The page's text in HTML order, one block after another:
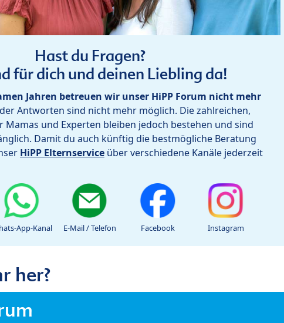
Hast du Fragen?
für dich und deinen Liebling da!
Jahren betreuen wir unser HiPP Forum nicht mehr
Antworten sind nicht mehr möglich. Die zahlreichen,
Mamas und Experten bleiben jedoch bestehen und sind
Damit du auch künftig die bestmögliche Beratung
HiPP Elternservice über verschiedene Kanäle jederzeit
App-Kanal E-Mail / Telefon Facebook Instagram
her?